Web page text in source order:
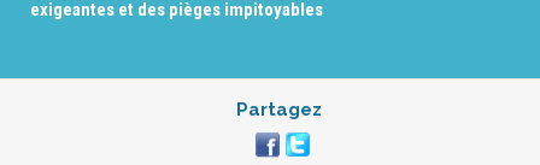
exigeantes et des pièges impitoyables
Partagez